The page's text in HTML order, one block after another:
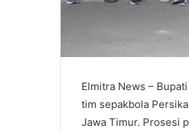
Elmitra News –
tim sepakbola
Jawa Timur. Prosesi